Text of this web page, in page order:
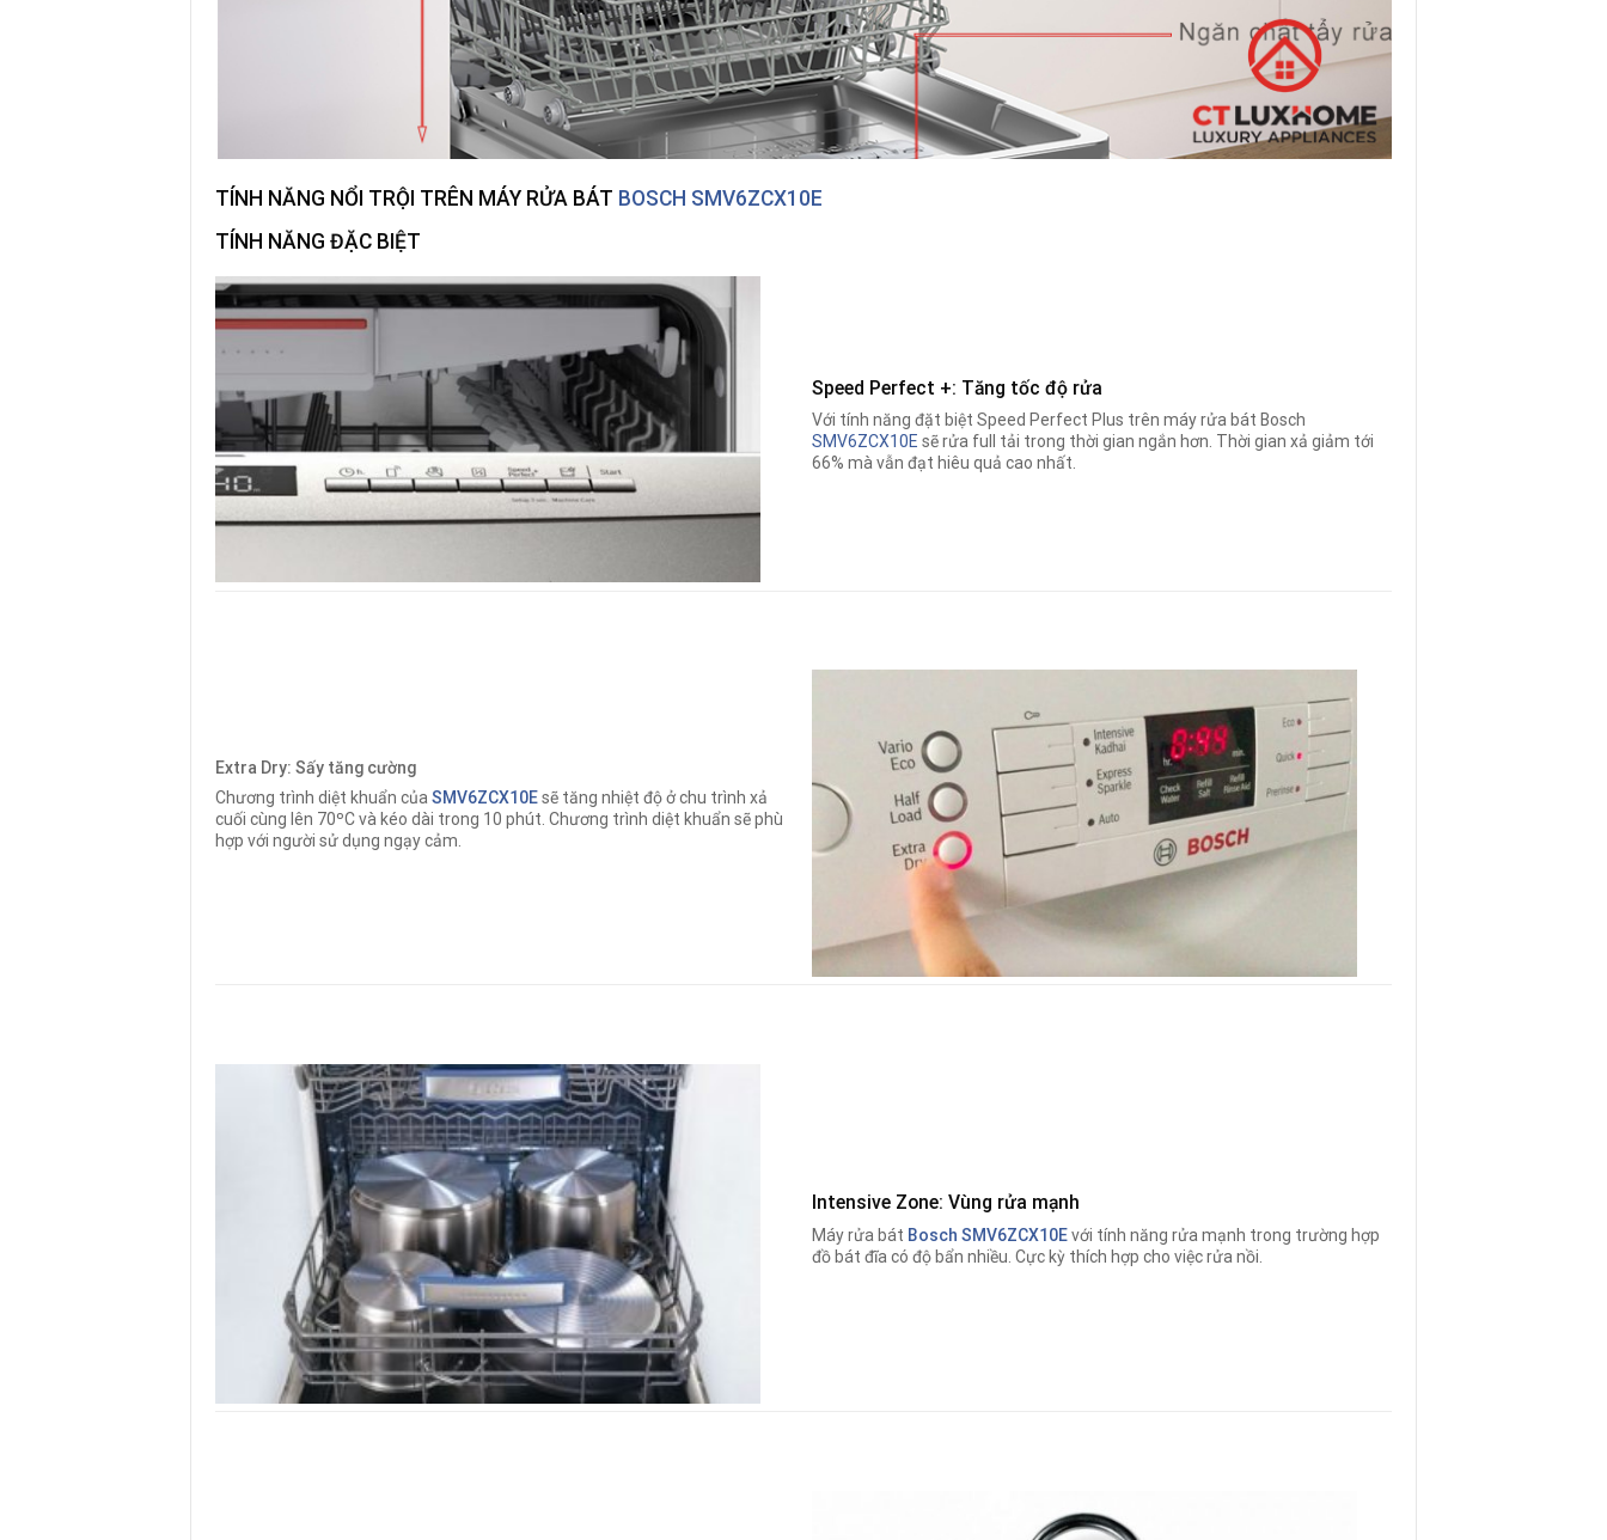
TÍNH NĂNG NỔI TRỘI TRÊN MÁY RỬA BÁT BOSCH SMV6ZCX10E
TÍNH NĂNG ĐẶC BIỆT
Speed Perfect +: Tăng tốc độ rửa
Với tính năng đặt biệt Speed Perfect Plus trên máy rửa bát Bosch
SMV6ZCX10E sẽ rửa full tải trong thời gian ngắn hơn. Thời gian xả giảm tới
66% mà vẫn đạt hiêu quả cao nhất.
Extra Dry: Sấy tăng cường
Chương trình diệt khuẩn của SMV6ZCX10Esẽ tăng nhiệt độ ở chu trình xả
cuối cùng lên 70ºC và kéo dài trong 10 phút. Chương trình diệt khuẩn sẽ phù
hợp với người sử dụng ngạy cảm.
Intensive Zone: Vùng rửa mạnh
Máy rửa bát Bosch SMV6ZCX10Evới tính năng rửa mạnh trong trường hợp
đồ bát đĩa có độ bẩn nhiều. Cực kỳ thích hợp cho việc rửa nồi.